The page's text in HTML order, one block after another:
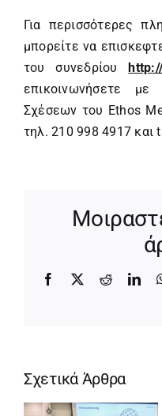
Για περισσότερες
μπορείτε να
του συνεδρίου
επικοινωνήσετε
Σχέσεων του Ethos
τηλ. 210 998 4917 και
Facebook
X Reddit
Σχετικά Άρθρα